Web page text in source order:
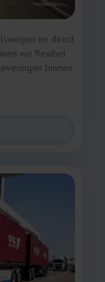
en direct
we flexibel
binnen